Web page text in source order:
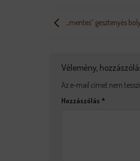
,,mentes” gesztenyés
Vélemény,
Az e-mail címet nem
Hozzászólás *